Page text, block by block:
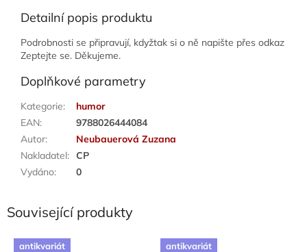
Detailní popis produktu
Podrobnosti se připravují, kdyžtak si o ně napište přes odkaz
Zeptejte se. Děkujeme.
Doplňkové parametry
Kategorie:
humor
EAN:
9788026444084
Autor:
Neubauerová Zuzana
Nakladatel: CP
Vydáno: 0
Související produkty
antikvariát antikvariát